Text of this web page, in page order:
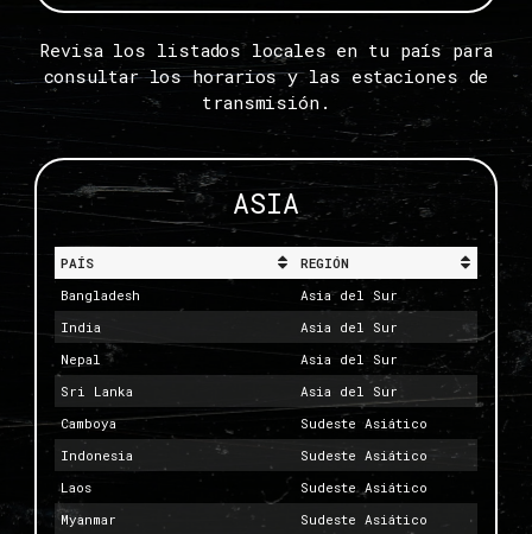
Revisa los listados locales en tu país para
consultar los horarios y las estaciones de
transmisión.
ASIA
PAÍS
REGIÓN
Bangladesh
Asia del Sur
India
Asia del Sur
Nepal
Asia del Sur
Sri Lanka
Asia del Sur
Camboya
Sudeste Asiático
Indonesia
Sudeste Asiático
Laos
Sudeste Asiático
Myanmar
Sudeste Asiático